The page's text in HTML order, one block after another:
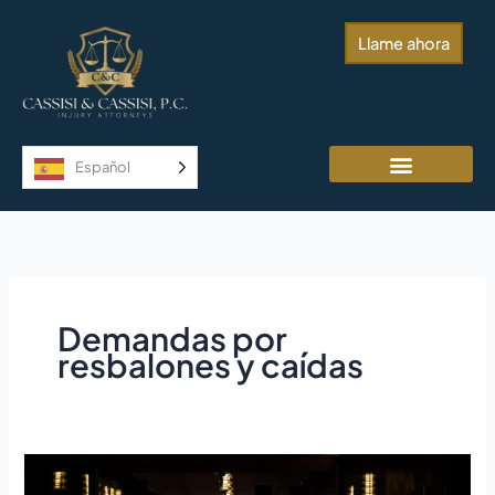
contenido
Llame ahora
Español
Demandas por
resbalones y caídas
Cómo